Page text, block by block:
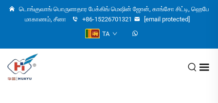
டொங்குவாங் பொருளாதார பேக்கிங் மெஷின் ஜோன், காங்சோ சிட்டி, ஹெபே
மாகாணம், சீனா
+86-15226701321
[email protected]
TA